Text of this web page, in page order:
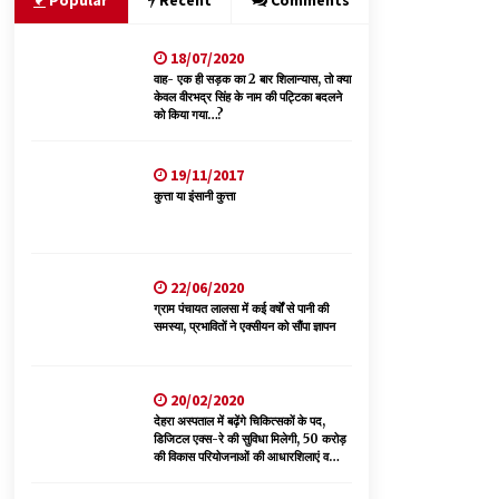
नितिन गडकरी से मिले विक्रमादित्य सिंह, हिमाचल की सड़क
परियोजनाओं को मिली बड़ी सौगात
06/08/2026
नियमितीकरण, शिक्षा निदेशालय ने जारी किया स्पष्टीकरण
05/08/2026
शूराला में वृक्षारोपण अभियान आयोजित
05/08/2026
18/07/2020
वाह- एक ही सड़क का 2 बार शिलान्यास, तो क्या
केवल वीरभद्र सिंह के नाम की पट्टिका बदलने
को किया गया…?
19/11/2017
कुत्ता या इंसानी कुत्ता
22/06/2020
ग्राम पंचायत लालसा में कई वर्षों से पानी की
समस्या, प्रभावितों ने एक्सीयन को सौंपा ज्ञापन
20/02/2020
देहरा अस्पताल में बढ़ेंगे चिकित्सकों के पद,
डिजिटल एक्स-रे की सुविधा मिलेगी, 50 करोड़
की विकास परियोजनाओं की आधारशिलाएं व